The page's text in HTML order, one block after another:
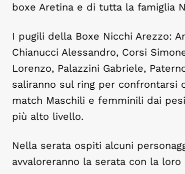
boxe Aretina e di tutta la famiglia
I pugili della Boxe Nicchi Arezzo:
Chianucci Alessandro, Corsi
Lorenzo, Palazzini Gabriele,
saliranno sul ring per confrontarsi
match Maschili e femminili dai
più alto livello.
Nella serata ospiti alcuni
avvaloreranno la serata con la loro